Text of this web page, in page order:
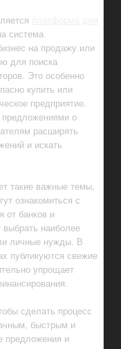
система
на продажу или
для поиска
Это особенно
купить или
предприятие.
о
расширять
и искать
такие важные темы,
ознакомиться с
от банков и
выбрать наиболее
личные нужды. В
публикуются свежие
упрощает
сделать процесс
быстрым и
предложения и